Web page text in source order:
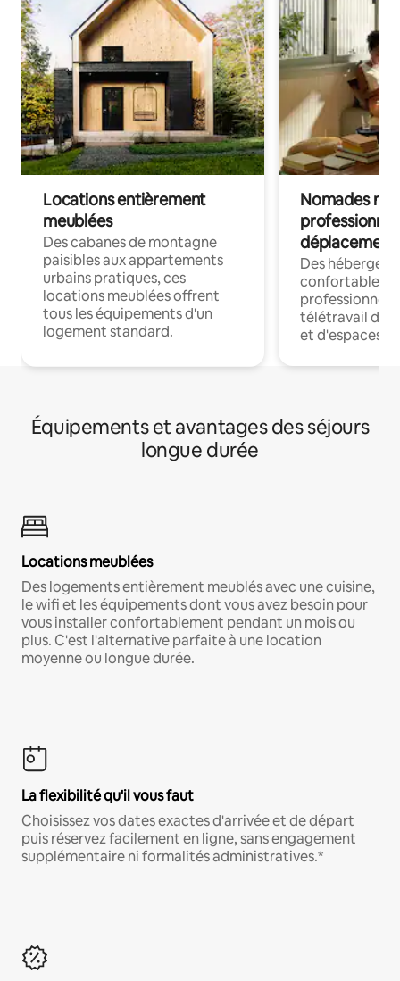
Locations entièrement
meublées
Des cabanes de montagne
paisibles aux appartements
urbains pratiques, ces
locations meublées offrent
tous les équipements d'un
logement standard.
Nomades
déplacement
Des
confortables
professionnels
télétravail
et d'espaces
Équipements et avantages des séjours
longue durée
Locations meublées
Des logements entièrement meublés avec une cuisine,
le wifi et les équipements dont vous avez besoin pour
vous installer confortablement pendant un mois ou
plus. C'est l'alternative parfaite à une location
moyenne ou longue durée.
La flexibilité qu'il vous faut
Choisissez vos dates exactes d'arrivée et de départ
puis réservez facilement en ligne, sans engagement
supplémentaire ni formalités administratives.*